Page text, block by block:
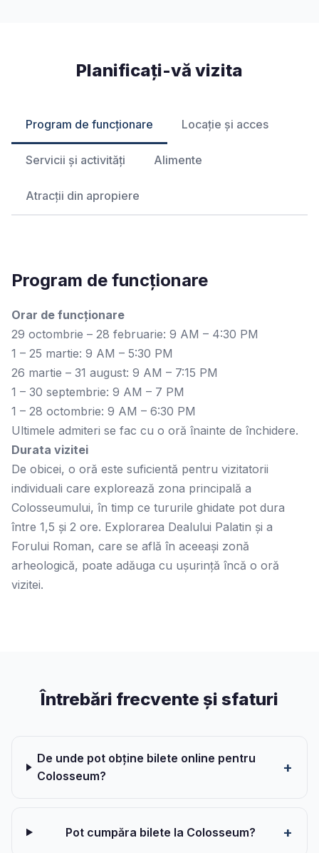
Planificați-vă vizita
Program de funcționare Locație și acces
Servicii și activități Alimente
Atracții din apropiere
Program de funcționare
Orar de funcționare
29 octombrie – 28 februarie: 9 AM – 4:30 PM
1 – 25 martie: 9 AM – 5:30 PM
26 martie – 31 august: 9 AM – 7:15 PM
1 – 30 septembrie: 9 AM – 7 PM
1 – 28 octombrie: 9 AM – 6:30 PM
Ultimele admiteri se fac cu o oră înainte de închidere.
Durata vizitei
De obicei, o oră este suficientă pentru vizitatorii
individuali care explorează zona principală a
Colosseumului, în timp ce tururile ghidate pot dura
între 1,5 și 2 ore. Explorarea Dealului Palatin și a
Forului Roman, care se află în aceeași zonă
arheologică, poate adăuga cu ușurință încă o oră
vizitei.
Întrebări frecvente și sfaturi
De unde pot obține bilete online pentru
Colosseum?
Pot cumpăra bilete la Colosseum?